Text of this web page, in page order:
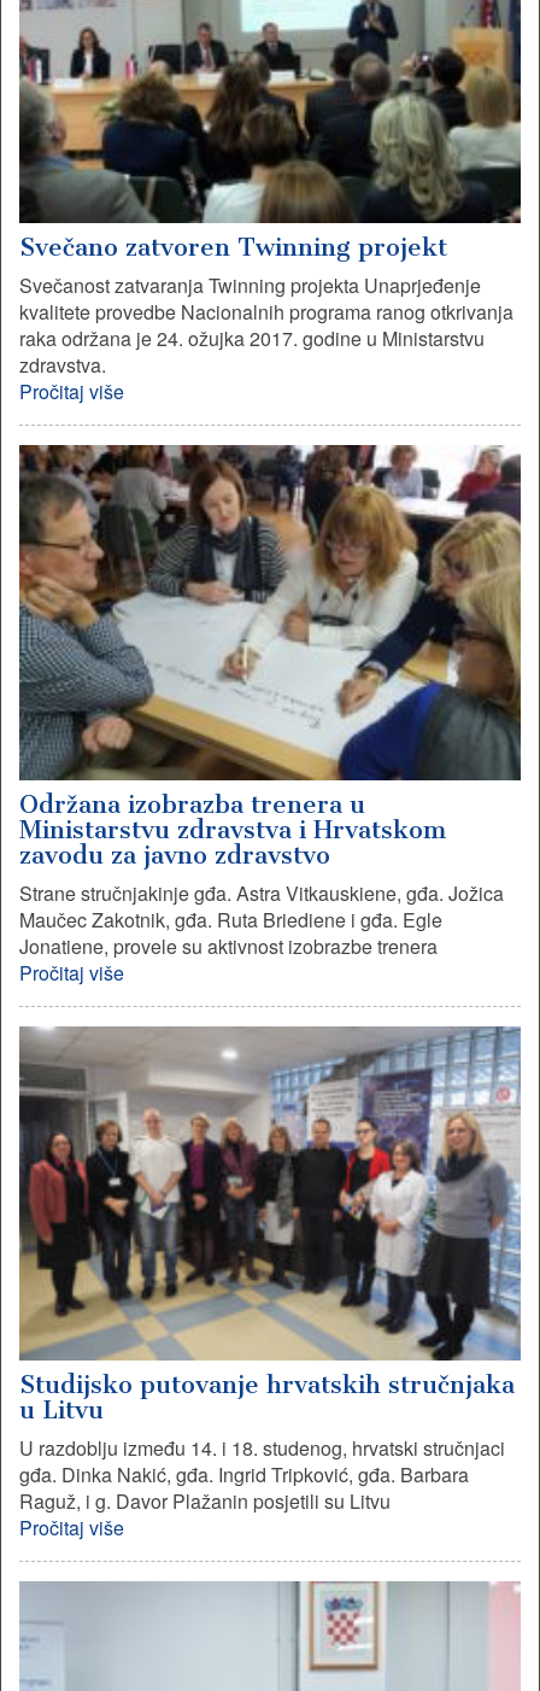
Svečano zatvoren Twinning projekt
Svečanost zatvaranja Twinning projekta Unaprjeđenje
kvalitete provedbe Nacionalnih programa ranog otkrivanja
raka održana je 24. ožujka 2017. godine u Ministarstvu
zdravstva.
Pročitaj više
Održana izobrazba trenera u
Ministarstvu zdravstva i Hrvatskom
zavodu za javno zdravstvo
Strane stručnjakinje gđa. Astra Vitkauskiene, gđa. Jožica
Maučec Zakotnik, gđa. Ruta Briediene i gđa. Egle
Jonatiene, provele su aktivnost izobrazbe trenera
Pročitaj više
Studijsko putovanje hrvatskih stručnjaka
u Litvu
U razdoblju između 14. i 18. studenog, hrvatski stručnjaci
gđa. Dinka Nakić, gđa. Ingrid Tripković, gđa. Barbara
Raguž, i g. Davor Plažanin posjetili su Litvu
Pročitaj više